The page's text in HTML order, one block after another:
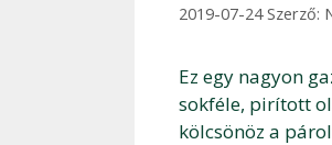
2019-07-24 Szerző:
Ez egy nagyon
sokféle, pirított
kölcsönöz a